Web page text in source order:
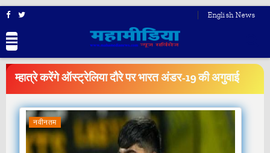
English News
BREAKINGNEWS
म्हात्रे करेंगे ऑस्ट्रेलिया दौरे पर भारत अंडर-19 की अगुवाई
नवीनतम